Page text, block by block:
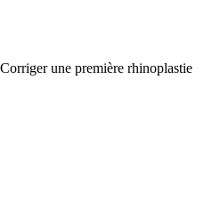
une première rhinoplastie